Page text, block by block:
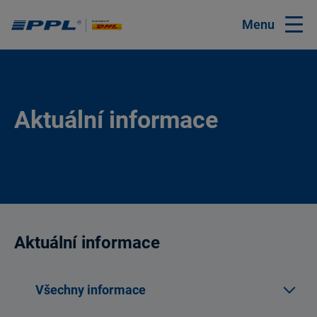
Menu
Aktuální informace
Aktuální informace
Všechny informace